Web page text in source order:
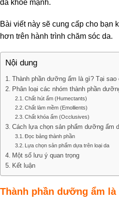
da khỏe mạnh.
Bài viết này sẽ cung cấp cho bạn
hơn trên hành trình chăm sóc da.
Nội dung
Thành phần dưỡng ẩm là gì? Tại
Phân loại các nhóm thành phần
Chất hút ẩm (Humectants)
Chất làm mềm (Emollients)
Chất khóa ẩm (Occlusives)
Cách lựa chọn sản phẩm dưỡng ẩm
Đọc bảng thành phần
Lựa chọn sản phẩm dựa trên loại da
Một số lưu ý quan trọng
Kết luận
Thành phần dưỡng ẩm